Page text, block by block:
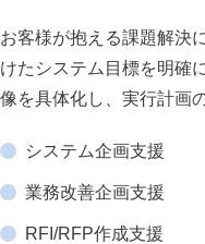
お客様が抱える課題解決
けたシステム目標を明確
像を具体化し、実行計画
システム企画支援
業務改善企画支援
RFI/RFP作成支援